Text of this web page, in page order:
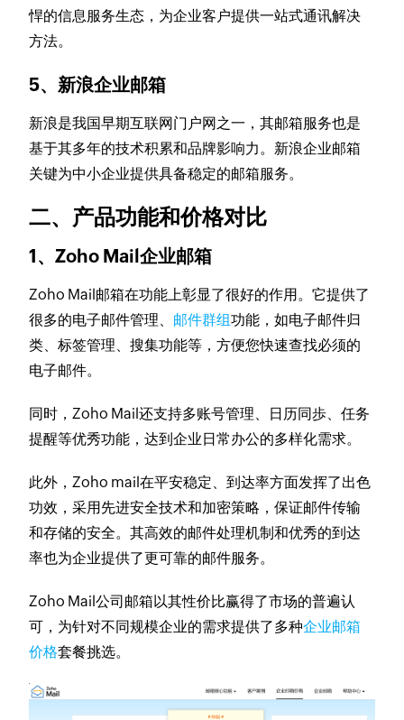
悍的信息服务生态，为企业客户提供一站式通讯解决
方法。
5、新浪企业邮箱
新浪是我国早期互联网门户网之一，其邮箱服务也是
基于其多年的技术积累和品牌影响力。新浪企业邮箱
关键为中小企业提供具备稳定的邮箱服务。
二、产品功能和价格对比
1、Zoho Mail企业邮箱
Zoho Mail邮箱在功能上彰显了很好的作用。它提供了
很多的电子邮件管理、 邮件群组功能，如电子邮件归
类、标签管理、搜集功能等，方便您快速查找必须的
电子邮件。
同时，Zoho Mail还支持多账号管理、日历同歩、任务
提醒等优秀功能，达到企业日常办公的多样化需求。
此外，Zoho mail在平安稳定、到达率方面发挥了出色
功效，采用先进安全技术和加密策略，保证邮件传输
和存储的安全。其高效的邮件处理机制和优秀的到达
率也为企业提供了更可靠的邮件服务。
Zoho Mail公司邮箱以其性价比赢得了市场的普遍认
可，为针对不同规模企业的需求提供了多种企业邮箱
价格套餐挑选。